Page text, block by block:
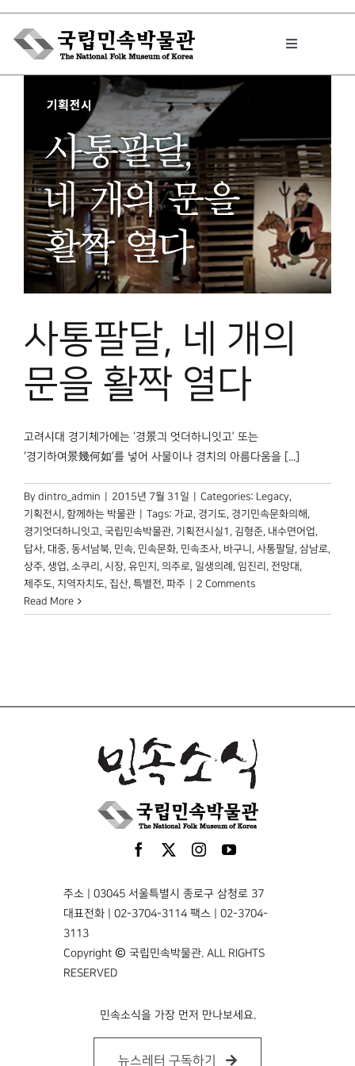
Skip
content
Toggle
박물관에서는
민속이야기
민속 인사이드
사통팔달, 네 개의
문을 활짝 열다
고려시대 경기체가에는 ‘경景긔 엇더하니잇고’ 또는
‘경기하여景幾何如’를 넣어 사물이나 경치의 아름다움을 [...]
By dintro_admin 2015년 7월 31일 Categories: Legacy,
기획전시 , 함께하는 박물관 Tags: 가교, 경기도, 경기민속문화의해 ,
경기엇더하니잇고, 국립민속박물관, 기획전시실1 , 김형준, 내수면어업,
답사, 대중, 동서남북, 민속, 민속문화, 민속조사, 바구니 , 사통팔달, 삼남로,
상주, 생업, 소쿠리 , 시장, 유민지 , 의주로, 일생의례 , 임진리 , 전망대 ,
제주도, 지역자치도, 집산, 특별전, 파주
2 Comments
Read More
주소 | 03045 서울특별시 종로구 삼청로 37
대표전화 | 02-3704-3114 팩스 | 02-3704-
3113
Copyright © 국립민속박물관. ALL RIGHTS
RESERVED
민속소식을 가장 먼저 만나보세요.
뉴스레터 구독하기